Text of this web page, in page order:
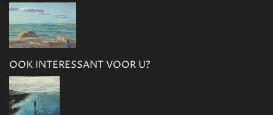
OOK INTERESSANT VOOR U?